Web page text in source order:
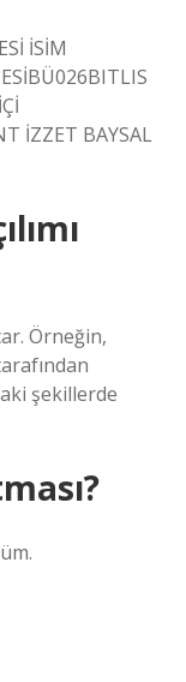
İSİM
İZZET BAYSAL
Örneğin,
şekillerde